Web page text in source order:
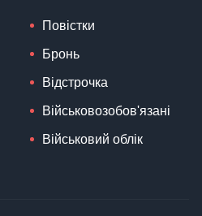
Повістки
Бронь
Відстрочка
Військовозобов'язані
Військовий облік